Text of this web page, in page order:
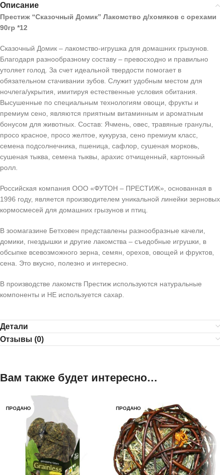
Описание
Престиж “Сказочный Домик” Лакомство д/хомяков с орехами
90гр *12
Сказочный Домик – лакомство-игрушка для домашних грызунов.
Благодаря разнообразному составу – превосходно и правильно
утоляет голод. За счет идеальной твердости помогает в
обязательном стачивании зубов. Служит удобным местом для
ночлега/укрытия, имитируя естественные условия обитания.
Высушенные по специальным технологиям овощи, фрукты и
премиум сено, являются приятным витаминным и ароматным
бонусом для животных. Состав: Ячмень, овес, травяные гранулы,
просо красное, просо желтое, кукуруза, сено премиум класс,
семена подсолнечника, пшеница, сафлор, сушеная морковь,
сушеная тыква, семена тыквы, арахис отчищенный, картонный
ролл.
Российская компания ООО «ФУТОН – ПРЕСТИЖ», основанная в
1996 году, является производителем уникальной линейки зерновых
кормосмесей для домашних грызунов и птиц.
В зоомагазине Бетховен представлены разнообразные качели,
домики, гнездышки и другие лакомства – съедобные игрушки, в
обсыпке всевозможного зерна, семян, орехов, овощей и фруктов,
сена. Это вкусно, полезно и интересно.
В производстве лакомств Престиж используются натуральные
компоненты и НЕ используется сахар.
Детали
Отзывы (0)
Вам также будет интересно…
ПРОДАНО ПРОДАНО